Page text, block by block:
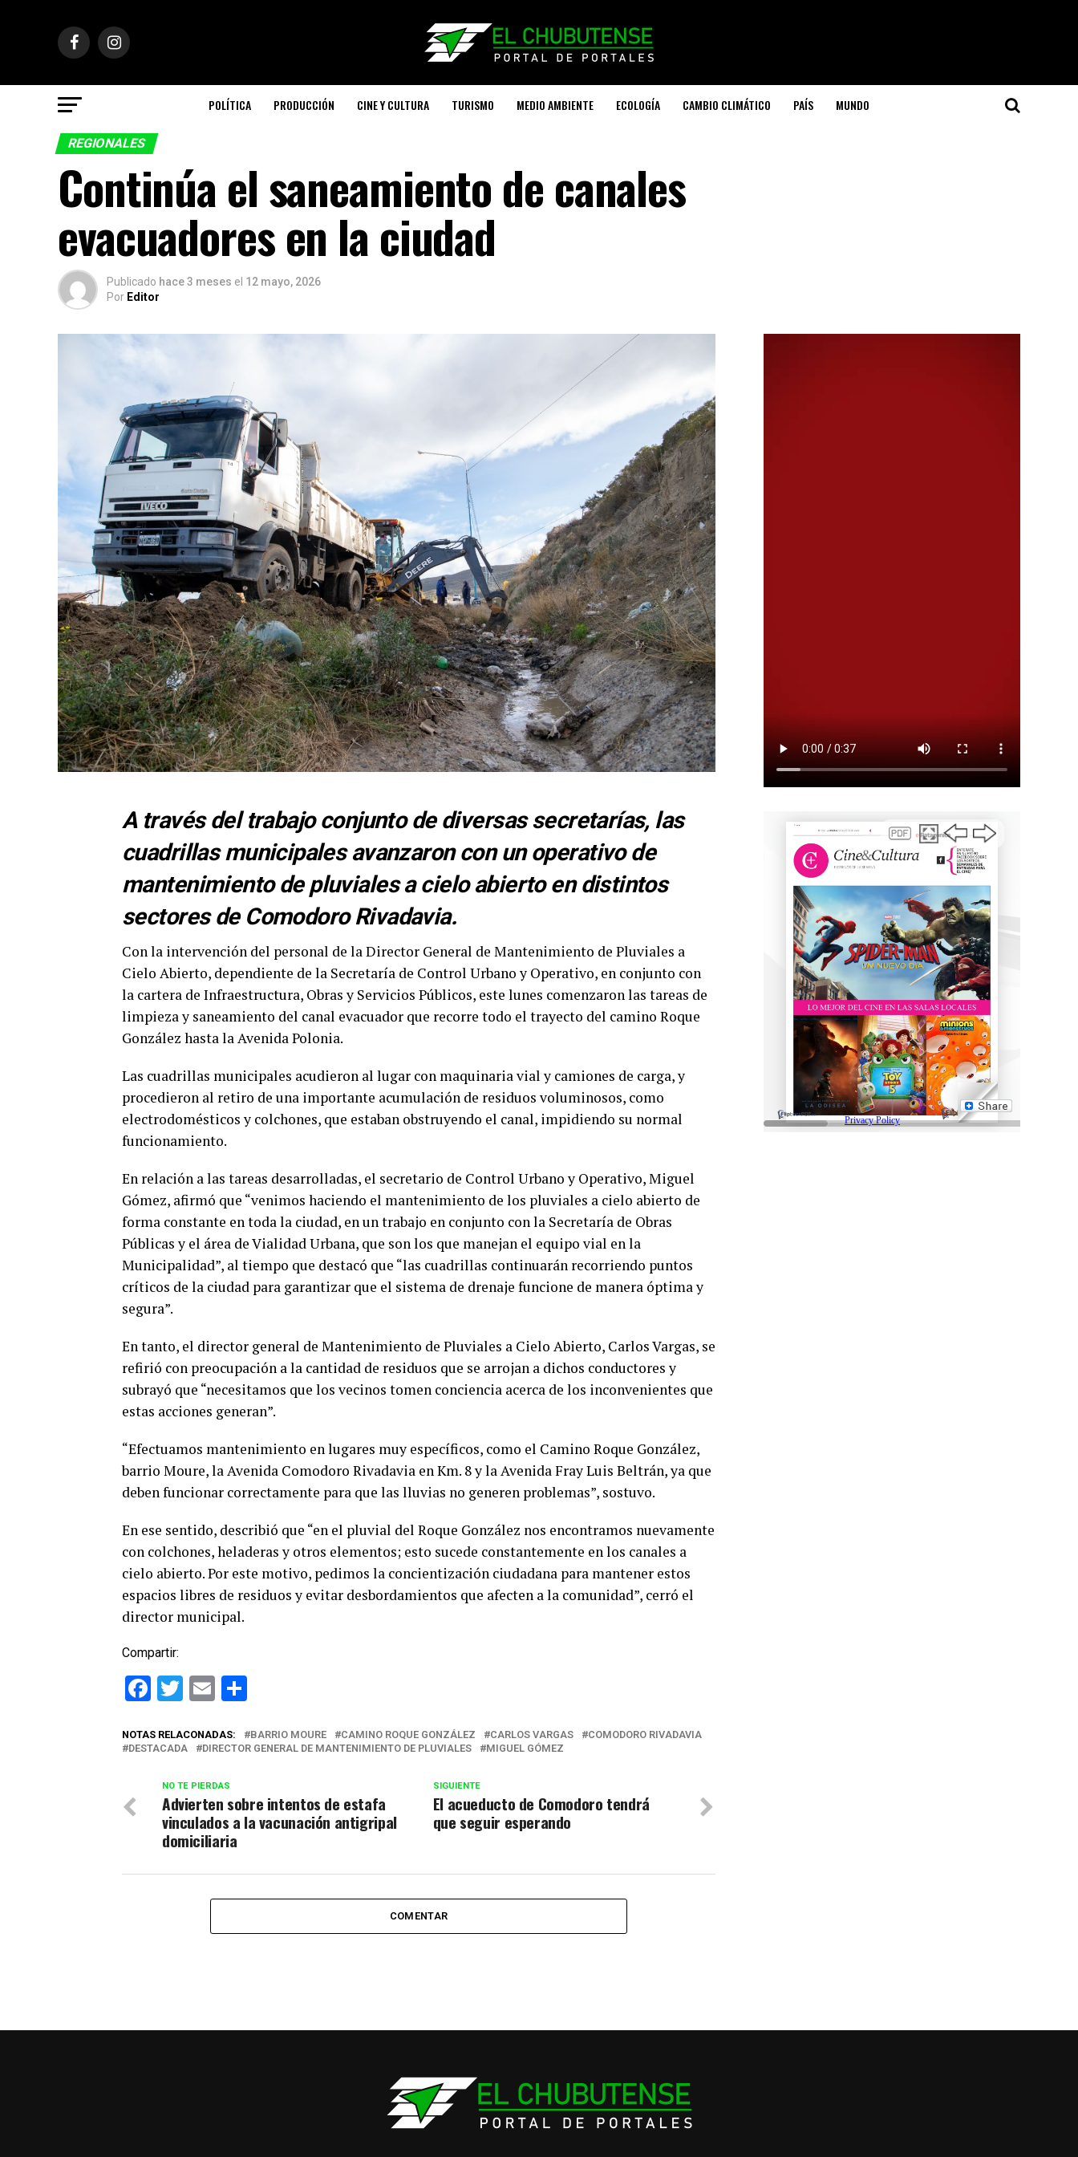
POLÍTICA PRODUCCIÓN CINE Y CULTURA TURISMO MEDIO AMBIENTE ECOLOGÍA CAMBIO CLIMÁTICO PAÍS MUNDO
REGIONALES
Continúa el saneamiento de canales
evacuadores en la ciudad
Publicado hace 3 meses el 12 mayo, 2026
Por Editor
A través del trabajo conjunto de diversas secretarías, las
cuadrillas municipales avanzaron con un operativo de
mantenimiento de pluviales a cielo abierto en distintos
sectores de Comodoro Rivadavia.
Con la intervención del personal de la Director General de Mantenimiento de Pluviales a
Cielo Abierto, dependiente de la Secretaría de Control Urbano y Operativo, en conjunto con
la cartera de Infraestructura, Obras y Servicios Públicos, este lunes comenzaron las tareas de
limpieza y saneamiento del canal evacuador que recorre todo el trayecto del camino Roque
González hasta la Avenida Polonia.
Las cuadrillas municipales acudieron al lugar con maquinaria vial y camiones de carga, y
procedieron al retiro de una importante acumulación de residuos voluminosos, como
electrodomésticos y colchones, que estaban obstruyendo el canal, impidiendo su normal
funcionamiento.
En relación a las tareas desarrolladas, el secretario de Control Urbano y Operativo, Miguel
Gómez, afirmó que “venimos haciendo el mantenimiento de los pluviales a cielo abierto de
forma constante en toda la ciudad, en un trabajo en conjunto con la Secretaría de Obras
Públicas y el área de Vialidad Urbana, que son los que manejan el equipo vial en la
Municipalidad”, al tiempo que destacó que “las cuadrillas continuarán recorriendo puntos
críticos de la ciudad para garantizar que el sistema de drenaje funcione de manera óptima y
segura”.
En tanto, el director general de Mantenimiento de Pluviales a Cielo Abierto, Carlos Vargas, se
refirió con preocupación a la cantidad de residuos que se arrojan a dichos conductores y
subrayó que “necesitamos que los vecinos tomen conciencia acerca de los inconvenientes que
estas acciones generan”.
“Efectuamos mantenimiento en lugares muy específicos, como el Camino Roque González,
barrio Moure, la Avenida Comodoro Rivadavia en Km. 8 y la Avenida Fray Luis Beltrán, ya que
deben funcionar correctamente para que las lluvias no generen problemas”, sostuvo.
En ese sentido, describió que “en el pluvial del Roque González nos encontramos nuevamente
con colchones, heladeras y otros elementos; esto sucede constantemente en los canales a
cielo abierto. Por este motivo, pedimos la concientización ciudadana para mantener estos
espacios libres de residuos y evitar desbordamientos que afecten a la comunidad”, cerró el
director municipal.
Compartir:
Facebook
Twitter
Email
NOTAS RELACONADAS: BARRIO MOURE CAMINO ROQUE GONZÁLEZ CARLOS VARGAS
COMODORO RIVADAVIA
DESTACADA
DIRECTOR GENERAL DE MANTENIMIENTO DE PLUVIALES MIGUEL GÓMEZ
SIGUIENTE
El acueducto de Comodoro tendrá
que seguir esperando
NO TE PIERDAS
Advierten sobre intentos de estafa
vinculados a la vacunación antigripal
domiciliaria
COMENTAR